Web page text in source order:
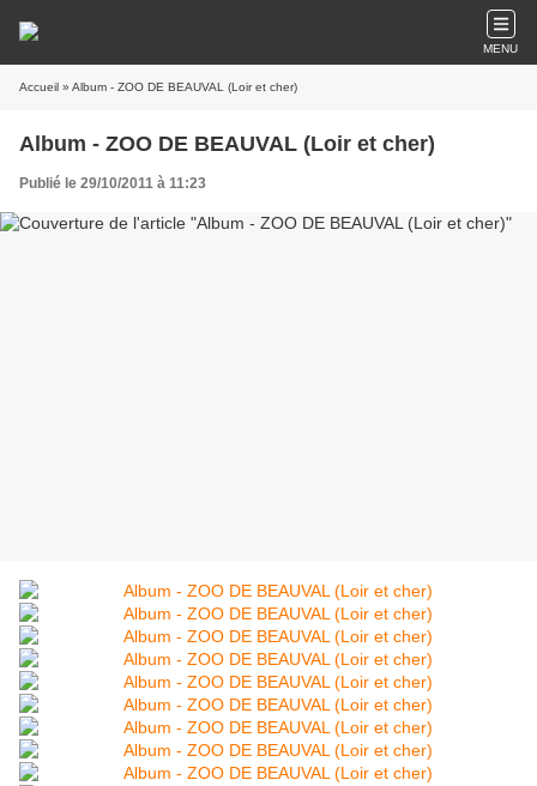
MENU
Accueil » Album - ZOO DE BEAUVAL (Loir et cher)
Album - ZOO DE BEAUVAL (Loir et cher)
Publié le 29/10/2011 à 11:23